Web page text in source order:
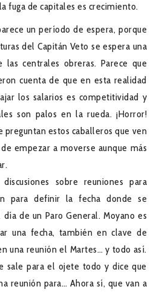
fuga de capitales es crecimiento.
un período de espera, porque
del Capitán Veto se espera una
las centrales obreras. Parece que
cuenta de que en esta realidad
los salarios es competitividad y
son palos en la rueda. ¡Horror!
preguntan estos caballeros que ven
empezar a moverse aunque más
sobre reuniones para
para definir la fecha donde se
de un Paro General. Moyano es
una fecha, también en clave de
una reunión el Martes… y todo así.
sale para el ojete todo y dice que
reunión para… Ahora sí, que van a